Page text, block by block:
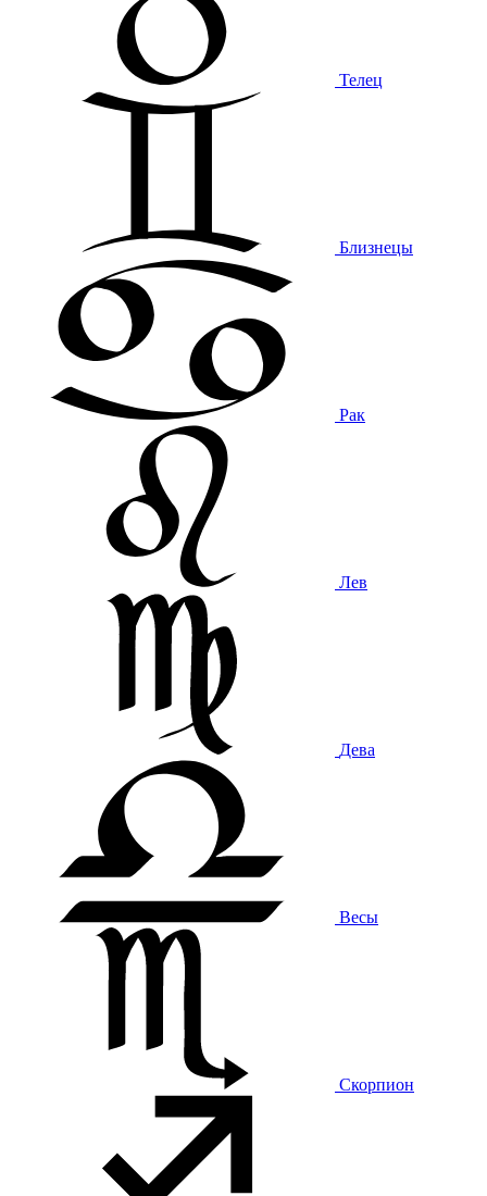
Телец
Близнецы
Рак
Лев
Дева
Весы
Скорпион